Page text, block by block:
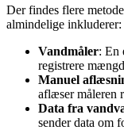
Der findes flere
almindelige inkluderer:
Vandmåler: En
registrere
Manuel
aflæser måleren
Data fra
sender data om